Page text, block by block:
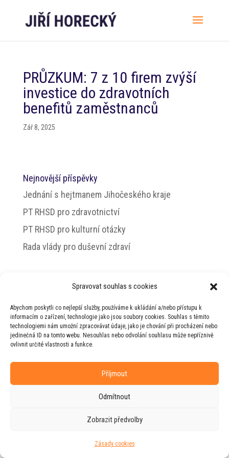
Spravovat souhlas s cookies
Abychom poskytli co nejlepší služby, používáme k ukládání a/nebo přístupu k
informacím o zařízení, technologie jako jsou soubory cookies. Souhlas s těmito
technologiemi nám umožní zpracovávat údaje, jako je chování při procházení nebo
jedinečná ID na tomto webu. Nesouhlas nebo odvolání souhlasu může nepříznivě
ovlivnit určité vlastnosti a funkce.
Příjmout
Odmítnout
Zobrazit předvolby
Zásady cookies
PRŮZKUM: 7 z 10 firem zvýší
investice do zdravotních
benefitů zaměstnanců
Zář 8, 2025
Nejnovější příspěvky
Jednání s hejtmanem Jihočeského kraje
PT RHSD pro zdravotnictví
PT RHSD pro kulturní otázky
Rada vlády pro duševní zdraví
Horeckého
Web vytvořila firmaRUDIve spolupráci s
agenturou